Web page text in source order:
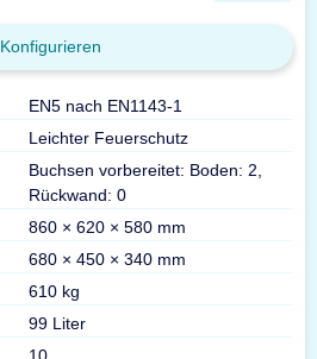
Konfigurieren
EN5 nach EN1143-1
Leichter Feuerschutz
Buchsen vorbereitet: Boden: 2,
Rückwand: 0
860 × 620 × 580 mm
680 × 450 × 340 mm
610 kg
99 Liter
10